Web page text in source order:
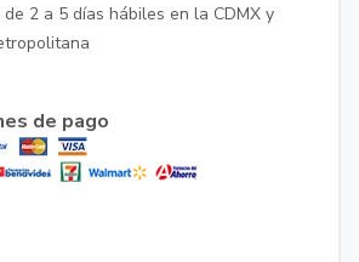
2 a 5 días hábiles en la CDMX y
de pago